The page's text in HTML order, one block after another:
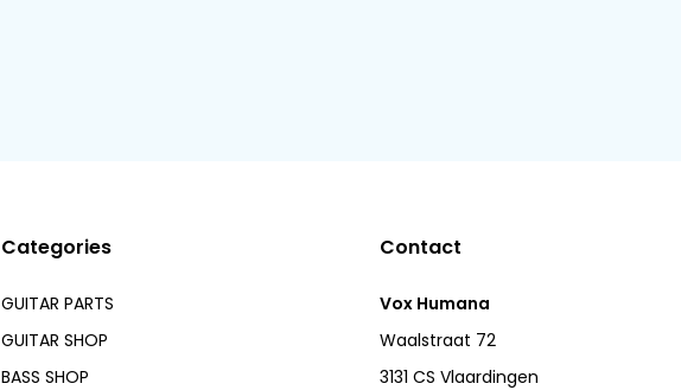
Categories
GUITAR PARTS
GUITAR SHOP
BASS SHOP
Contact
Vox Humana
Waalstraat 72
3131 CS Vlaardingen